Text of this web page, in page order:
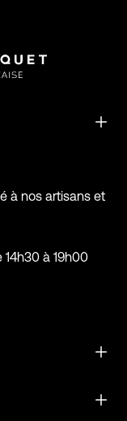
à nos artisans et
à 19h00